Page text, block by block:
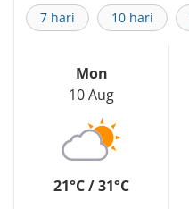
7 hari 10 hari
Mon
10 Aug
21°C / 31°C